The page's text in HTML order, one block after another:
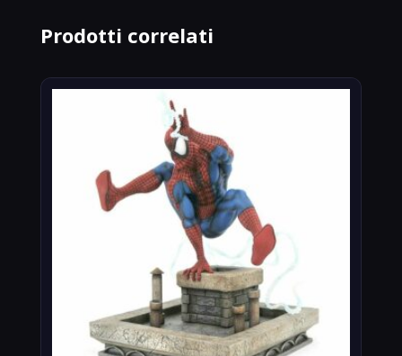
Prodotti correlati